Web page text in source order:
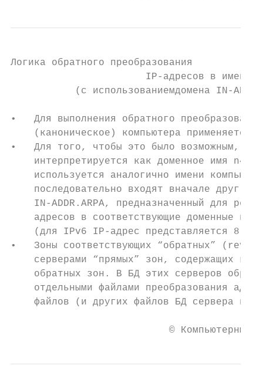
Логика обратного преобразования
                       IP-адресов в имена
(с использованиемдомена IN-
•   Для выполнения обратного
(каноническое) компьютера применяется
•   Для того, чтобы это было возможным,
интерпретируется как доменное имя
используется аналогично имени
последовательно входят вначале друг в
IN-ADDR.ARPA, предназначенный для
адресов в соответствующие доменные
(для IPv6 IP-адрес представляется 8-ю
•   Зоны соответствующих “обратных”
серверами “прямых” зон, содержащих
обратных зон. В БД этих серверов
отдельными файлами преобразования
файлов (и других файлов БД сервера
© Компьютерные